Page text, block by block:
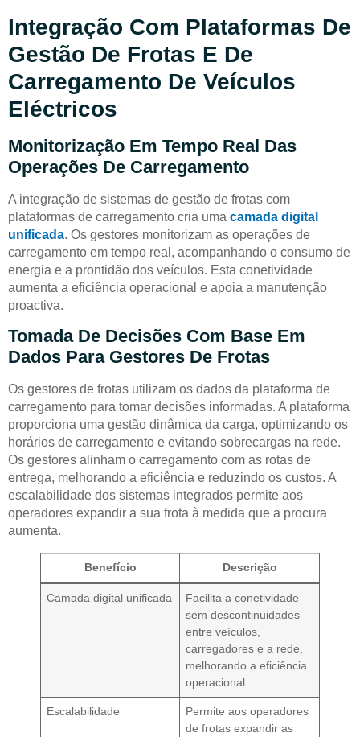
Integração Com Plataformas De
Gestão De Frotas E De
Carregamento De Veículos
Eléctricos
Monitorização Em Tempo Real Das
Operações De Carregamento
A integração de sistemas de gestão de frotas com
plataformas de carregamento cria uma camada digital
unificada. Os gestores monitorizam as operações de
carregamento em tempo real, acompanhando o consumo de
energia e a prontidão dos veículos. Esta conetividade
aumenta a eficiência operacional e apoia a manutenção
proactiva.
Tomada De Decisões Com Base Em
Dados Para Gestores De Frotas
Os gestores de frotas utilizam os dados da plataforma de
carregamento para tomar decisões informadas. A plataforma
proporciona uma gestão dinâmica da carga, optimizando os
horários de carregamento e evitando sobrecargas na rede.
Os gestores alinham o carregamento com as rotas de
entrega, melhorando a eficiência e reduzindo os custos. A
escalabilidade dos sistemas integrados permite aos
operadores expandir a sua frota à medida que a procura
aumenta.
Benefício Descrição
Camada digital unificada
Facilita a conetividade
sem descontinuidades
entre veículos,
carregadores e a rede,
melhorando a eficiência
operacional.
Escalabilidade
Permite aos operadores
de frotas expandir as